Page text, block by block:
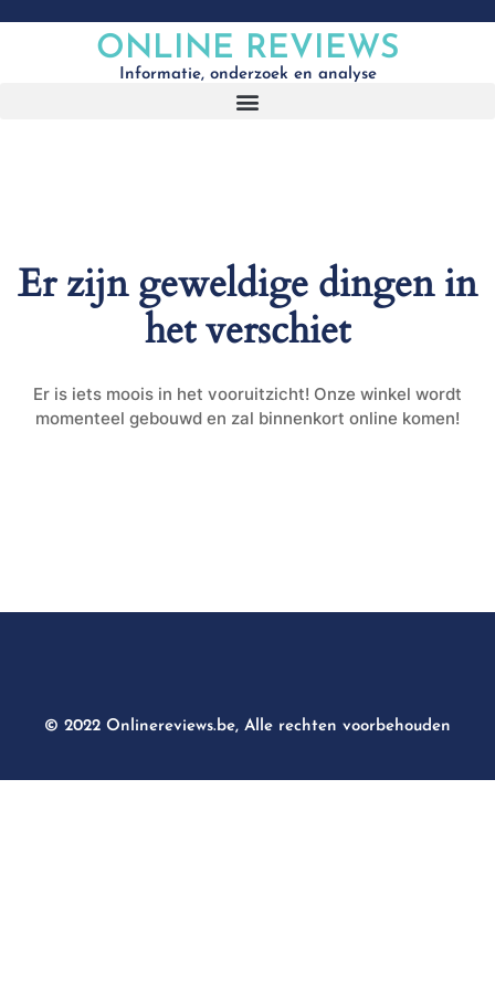
ONLINE REVIEWS
Informatie, onderzoek en analyse
Er zijn geweldige dingen in
het verschiet
Er is iets moois in het vooruitzicht! Onze winkel wordt
momenteel gebouwd en zal binnenkort online komen!
© 2022 Onlinereviews.be, Alle rechten voorbehouden